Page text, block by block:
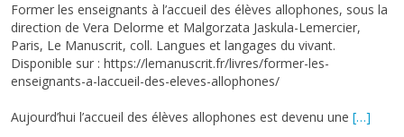
Former les enseignants à l’accueil des élèves allophones, sous la
direction de Vera Delorme et Malgorzata Jaskula-Lemercier,
Paris, Le Manuscrit, coll. Langues et langages du vivant.
Disponible sur : https://lemanuscrit.fr/livres/former-les-
enseignants-a-laccueil-des-eleves-allophones/
Aujourd’hui l’accueil des élèves allophones est devenu une […]